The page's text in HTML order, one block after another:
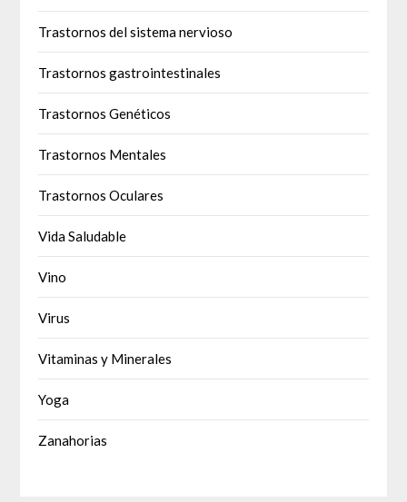
Trastornos del sistema nervioso
Trastornos gastrointestinales
Trastornos Genéticos
Trastornos Mentales
Trastornos Oculares
Vida Saludable
Vino
Virus
Vitaminas y Minerales
Yoga
Zanahorias